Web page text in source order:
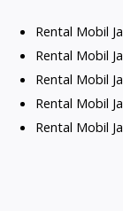
Rental Mobil
Rental Mobil
Rental Mobil
Rental Mobil
Rental Mobil